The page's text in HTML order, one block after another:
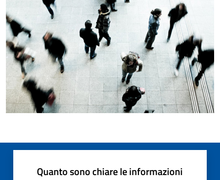
Quanto sono chiare le informazioni